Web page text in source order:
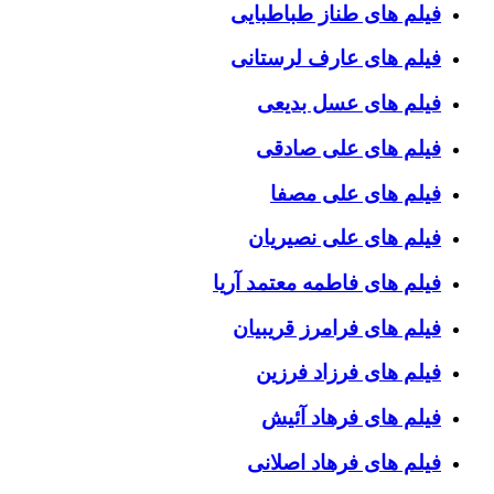
فیلم های طناز طباطبایی
فیلم های عارف لرستانی
فیلم های عسل بدیعی
فیلم های علی صادقی
فیلم های علی مصفا
فیلم های علی نصیریان
فیلم های فاطمه معتمد آریا
فیلم های فرامرز قریبیان
فیلم های فرزاد فرزین
فیلم های فرهاد آئیش
فیلم های فرهاد اصلانی